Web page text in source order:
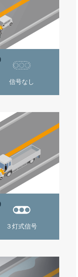
信号なし
３灯式信号